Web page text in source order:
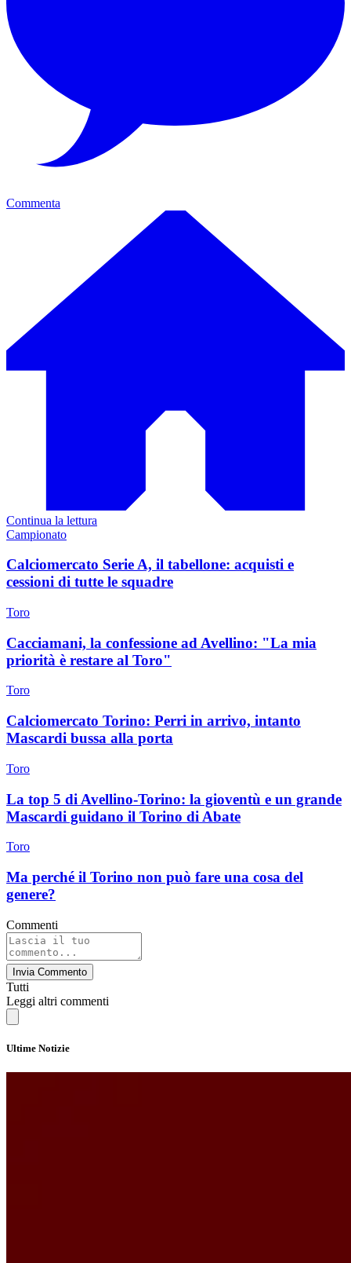
Commenta
Continua la lettura
Campionato
Calciomercato Serie A, il tabellone: acquisti e
cessioni di tutte le squadre
Toro
Cacciamani, la confessione ad Avellino: "La mia
priorità è restare al Toro"
Toro
Calciomercato Torino: Perri in arrivo, intanto
Mascardi bussa alla porta
Toro
La top 5 di Avellino-Torino: la gioventù e un grande
Mascardi guidano il Torino di Abate
Toro
Ma perché il Torino non può fare una cosa del
genere?
Commenti
Invia Commento
Tutti
Leggi altri commenti
Ultime Notizie